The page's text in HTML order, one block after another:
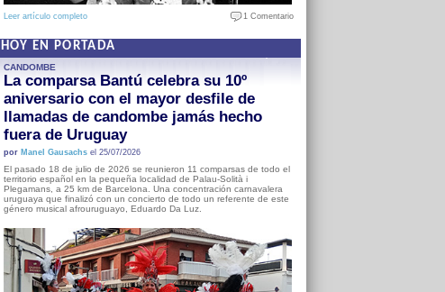
Leer artículo completo 1 Comentario
HOY EN PORTADA
CANDOMBE
La comparsa Bantú celebra su 10º
aniversario con el mayor desfile de
llamadas de candombe jamás hecho
fuera de Uruguay
por Manel Gausachsel 25/07/2026
El pasado 18 de julio de 2026 se reunieron 11 comparsas de todo el
territorio español en la pequeña localidad de Palau-Solità i
Plegamans, a 25 km de Barcelona. Una concentración carnavalera
uruguaya que finalizó con un concierto de todo un referente de este
género musical afrouruguayo, Eduardo Da Luz.